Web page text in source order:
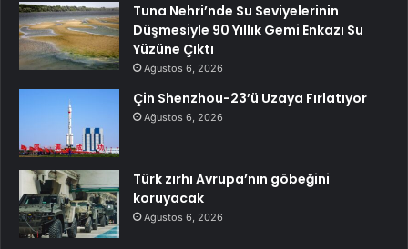
Tuna Nehri’nde Su Seviyelerinin
Düşmesiyle 90 Yıllık Gemi Enkazı Su
Yüzüne Çıktı
Ağustos 6, 2026
Çin Shenzhou-23’ü Uzaya Fırlatıyor
Ağustos 6, 2026
Türk zırhı Avrupa’nın göbeğini
koruyacak
Ağustos 6, 2026